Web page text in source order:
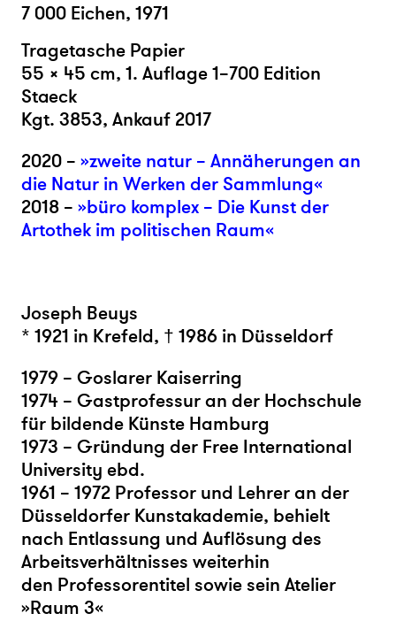
7 000 Eichen, 1971
Tragetasche Papier
55 × 45 cm, 1. Auflage 1–700 Edition
Staeck
Kgt. 3853, Ankauf 2017
2020 – »zweite natur – Annäherungen an
die Natur in Werken der Sammlung«
2018 – »büro komplex – Die Kunst der
Artothek im politischen Raum«
Joseph Beuys
* 1921 in Krefeld, † 1986 in Düsseldorf
1979 – Goslarer Kaiserring
1974 – Gastprofessur an der Hochschule
für bildende Künste Hamburg
1973 – Gründung der Free International
University ebd.
1961 – 1972 Professor und Lehrer an der
Düsseldorfer Kunstakademie, behielt
nach Entlassung und Auflösung des
Arbeitsverhältnisses weiterhin
den Professorentitel sowie sein Atelier
»Raum 3«